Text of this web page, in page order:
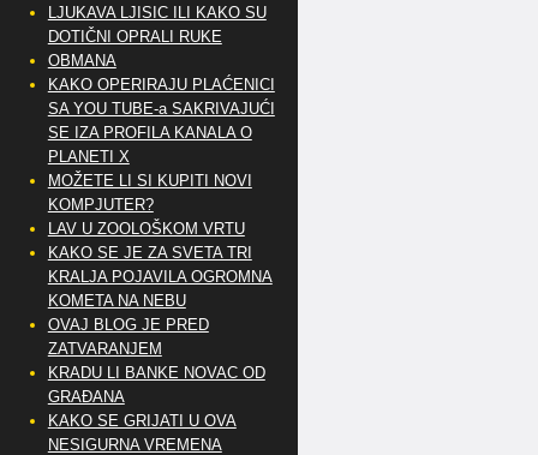
LJUKAVA LJISIC ILI KAKO SU
DOTIČNI OPRALI RUKE
OBMANA
KAKO OPERIRAJU PLAĆENICI
SA YOU TUBE-a SAKRIVAJUĆI
SE IZA PROFILA KANALA O
PLANETI X
MOŽETE LI SI KUPITI NOVI
KOMPJUTER?
LAV U ZOOLOŠKOM VRTU
KAKO SE JE ZA SVETA TRI
KRALJA POJAVILA OGROMNA
KOMETA NA NEBU
OVAJ BLOG JE PRED
ZATVARANJEM
KRADU LI BANKE NOVAC OD
GRAĐANA
KAKO SE GRIJATI U OVA
NESIGURNA VREMENA